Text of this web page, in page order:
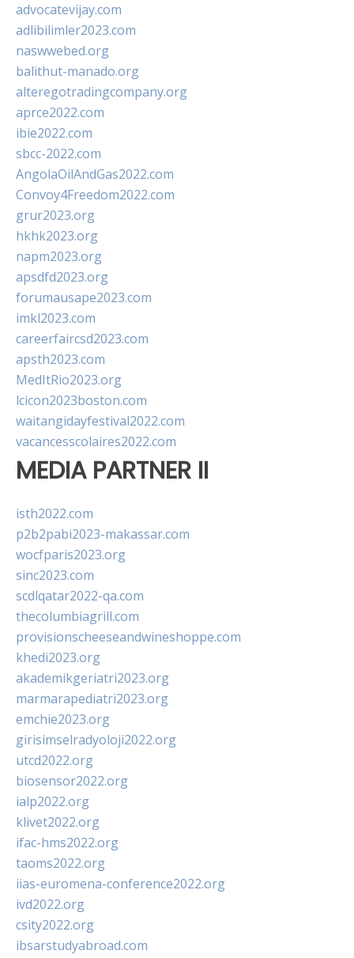
advocatevijay.com
adlibilimler2023.com
naswwebed.org
balithut-manado.org
alteregotradingcompany.org
aprce2022.com
ibie2022.com
sbcc-2022.com
AngolaOilAndGas2022.com
Convoy4Freedom2022.com
grur2023.org
hkhk2023.org
napm2023.org
apsdfd2023.org
forumausape2023.com
imkl2023.com
careerfaircsd2023.com
apsth2023.com
MedItRio2023.org
lcicon2023boston.com
waitangidayfestival2022.com
vacancesscolaires2022.com
MEDIA PARTNER II
isth2022.com
p2b2pabi2023-makassar.com
wocfparis2023.org
sinc2023.com
scdlqatar2022-qa.com
thecolumbiagrill.com
provisionscheeseandwineshoppe.com
khedi2023.org
akademikgeriatri2023.org
marmarapediatri2023.org
emchie2023.org
girisimselradyoloji2022.org
utcd2022.org
biosensor2022.org
ialp2022.org
klivet2022.org
ifac-hms2022.org
taoms2022.org
iias-euromena-conference2022.org
ivd2022.org
csity2022.org
ibsarstudyabroad.com